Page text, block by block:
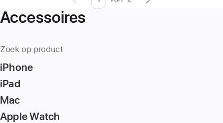
Pagina
Enter
Accessoires
Zoek op product
iPhone
iPad
Mac
Apple Watch